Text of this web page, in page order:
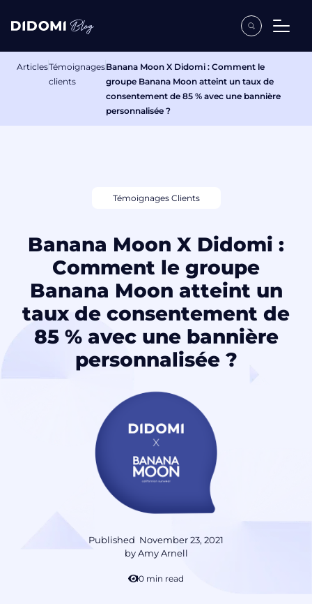
ArticlesTémoignages
clients
Banana Moon X Didomi : Comment le
groupe Banana Moon atteint un taux de
consentement de 85 % avec une bannière
personnalisée ?
Témoignages Clients
Banana Moon X Didomi :
Comment le groupe
Banana Moon atteint un
taux de consentement de
85 % avec une bannière
personnalisée ?
Published November 23, 2021
byAmy Arnell
10 min read